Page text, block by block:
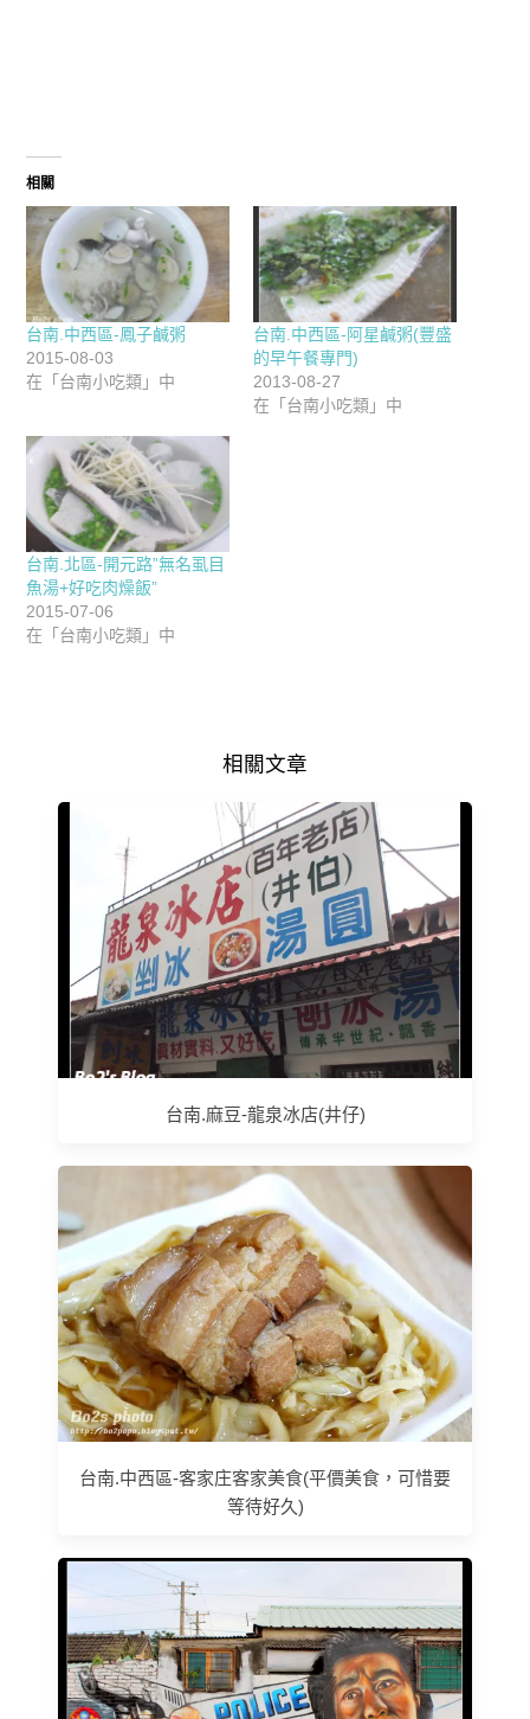
相關
台南.中西區-鳳子鹹粥
2015-08-03
在「台南小吃類」中
台南.中西區-阿星鹹粥(豐盛
的早午餐專門)
2013-08-27
在「台南小吃類」中
台南.北區-開元路”無名虱目
魚湯+好吃肉燥飯”
2015-07-06
在「台南小吃類」中
相關文章
台南.麻豆-龍泉冰店(井仔)
台南.中西區-客家庄客家美食(平價美食，可惜要
等待好久)